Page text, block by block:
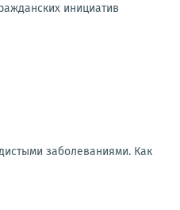
инициатив
заболеваниями. Как